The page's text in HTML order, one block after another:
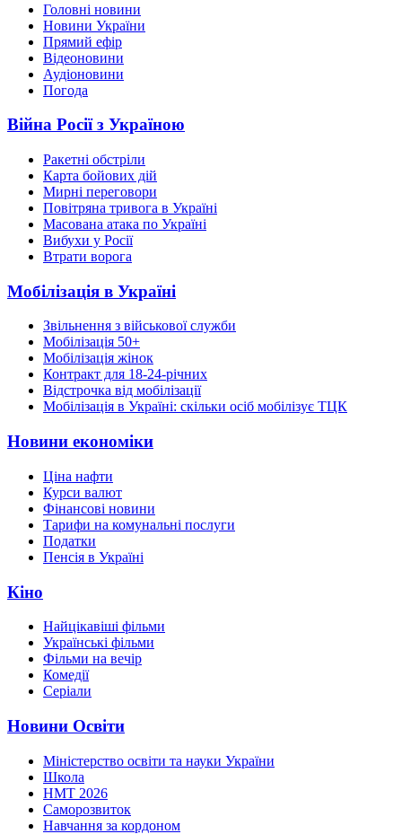
Головні новини
Новини України
Прямий ефір
Відеоновини
Аудіоновини
Погода
Війна Росії з Україною
Ракетні обстріли
Карта бойових дій
Мирні переговори
Повітряна тривога в Україні
Масована атака по Україні
Вибухи у Росії
Втрати ворога
Мобілізація в Україні
Звільнення з військової служби
Мобілізація 50+
Мобілізація жінок
Контракт для 18-24-річних
Відстрочка від мобілізації
Мобілізація в Україні: скільки осіб мобілізує ТЦК
Новини економіки
Ціна нафти
Курси валют
Фінансові новини
Тарифи на комунальні послуги
Податки
Пенсія в Україні
Кіно
Найцікавіші фільми
Українські фільми
Фільми на вечір
Комедії
Серіали
Новини Освіти
Міністерство освіти та науки України
Школа
НМТ 2026
Саморозвиток
Навчання за кордоном